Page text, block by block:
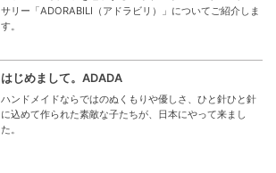
サリー「ADORABILI（アドラビリ）」についてご紹介しま
す。
はじめまして。ADADA
ハンドメイドならではのぬくもりや優しさ、ひと針ひと針
に込めて作られた素敵な子たちが、日本にやって来まし
た。